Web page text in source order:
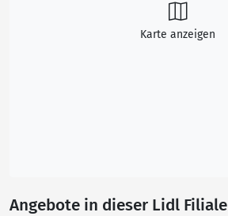
Karte anzeigen
Angebote in dieser Lidl Filiale